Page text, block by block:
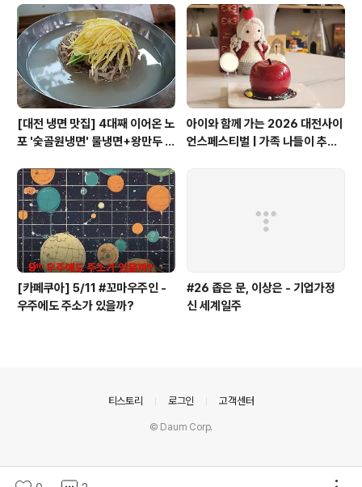
[대전 냉면 맛집] 4대째 이어온 노
포 '숯골원냉면' 물냉면+왕만두 조
아이와 함께 가는 2026 대전사이
언스페스티벌 | 가족 나들이 추천
[카페쿠아] 5/11 #꼬마우주인 -
우주에도 주소가 있을까?
#26 좁은 문, 이상은 - 기업가정
신 세계일주
티스토리 로그인 고객센터
© Daum Corp.